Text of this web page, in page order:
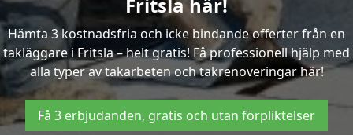
Hämta 3 kostnadsfria och icke bindande offerter från en
takläggare i Fritsla – helt gratis! Få professionell hjälp med
alla typer av takarbeten och takrenoveringar här!
Få 3 erbjudanden, gratis och utan förpliktelser